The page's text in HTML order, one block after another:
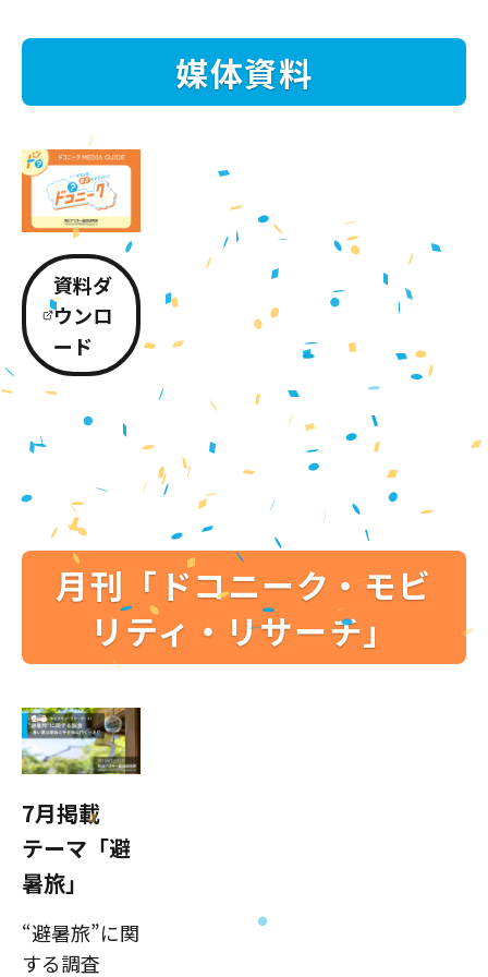
媒体資料
資料ダ
ウンロ
ード
月刊「ドコニーク・モビ
リティ・リサーチ」
7月掲載
テーマ「避
暑旅」
“避暑旅”に関
する調査